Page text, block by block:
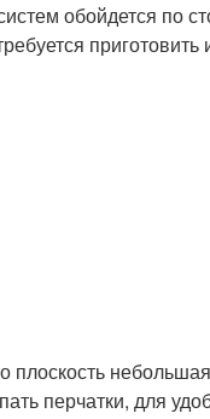
обойдется по
приготовить
плоскость
перчатки, для